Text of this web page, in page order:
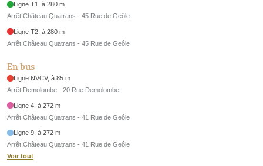
Ligne T1, à 280 m
Arrêt Château Quatrans - 45 Rue de Geôle
Ligne T2, à 280 m
Arrêt Château Quatrans - 45 Rue de Geôle
En bus
Ligne NVCV, à 85 m
Arrêt Demolombe - 20 Rue Demolombe
Ligne 4, à 272 m
Arrêt Château Quatrans - 41 Rue de Geôle
Ligne 9, à 272 m
Arrêt Château Quatrans - 41 Rue de Geôle
Voir tout